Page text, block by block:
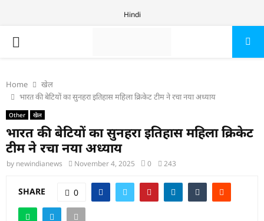
Hindi
PRIMARY
Home
खेल
भारत की बेटियों का सुनहरा इतिहास महिला क्रिकेट टीम ने रचा नया अध्याय
Other खेल
भारत की बेटियों का सुनहरा इतिहास महिला क्रिकेट
टीम ने रचा नया अध्याय
by newindianews November 4, 2025 0 243
SHARE 0